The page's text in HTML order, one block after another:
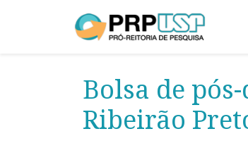
Bolsa de
Ribeirão